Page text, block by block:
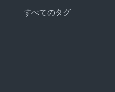
すべてのタグ